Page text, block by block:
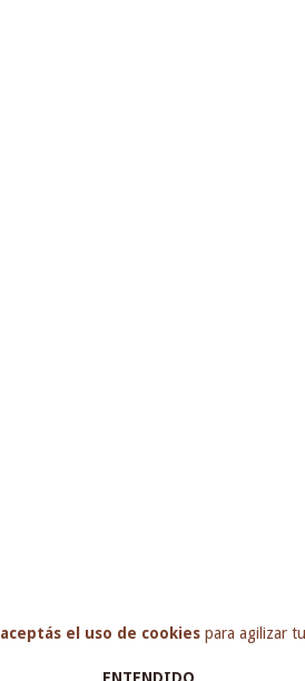
aceptás el uso de cookiespara agilizar